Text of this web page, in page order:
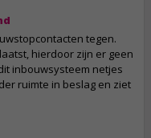
tegen.
hierdoor zijn er geen
inbouwsysteem netjes
ruimte in beslag en ziet